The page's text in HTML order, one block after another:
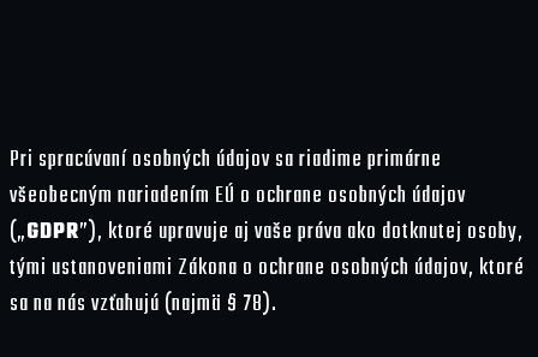
Pri spracúvaní osobných údajov sa riadime primárne
všeobecným nariadením EÚ o ochrane osobných údajov
(„GDPR”), ktoré upravuje aj vaše práva ako dotknutej osoby,
tými ustanoveniami Zákona o ochrane osobných údajov, ktoré
sa na nás vzťahujú (najmä § 78).